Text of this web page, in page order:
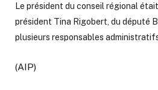
Le président du conseil régional
président Tina Rigobert, du député
plusieurs responsables
(AIP)